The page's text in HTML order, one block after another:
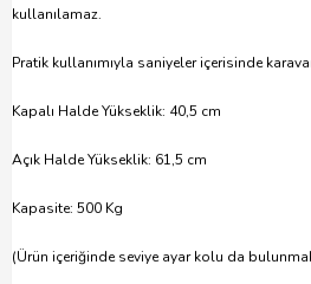
kullanılamaz.
Pratik kullanımıyla saniyeler içerisinde
Kapalı Halde Yükseklik: 40,5 cm
Açık Halde Yükseklik: 61,5 cm
Kapasite: 500 Kg
(Ürün içeriğinde seviye ayar kolu da